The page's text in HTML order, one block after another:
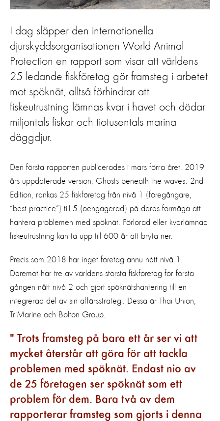
I dag släpper den internationella
djurskyddsorganisationen World Animal
Protection en rapport som visar att världens
25 ledande fiskföretag gör framsteg i arbetet
mot spöknät, alltså förhindrar att
fiskeutrustning lämnas kvar i havet och dödar
miljontals fiskar och tiotusentals marina
däggdjur.
Den första rapporten publicerades i mars förra året. 2019
års uppdaterade version, Ghosts beneath the waves: 2nd
Edition, rankas 25 fiskföretag från nivå 1 (föregångare,
“best practice”) till 5 (oengagerad) på deras förmåga att
hantera problemen med spöknät. Förlorad eller kvarlämnad
fiskeutrustning kan ta upp till 600 år att bryta ner.
Precis som 2018 har inget företag ännu nått nivå 1.
Däremot har tre av världens största fiskföretag för första
gången nått nivå 2 och gjort spöknätshantering till en
integrerad del av sin affärsstrategi. Dessa är Thai Union,
TriMarine och Bolton Group.
Trots framsteg på bara ett år ser vi att
mycket återstår att göra för att tackla
problemen med spöknät. Endast nio av
de 25 företagen ser spöknät som ett
problem för dem. Bara två av dem
rapporterar framsteg som gjorts i denna